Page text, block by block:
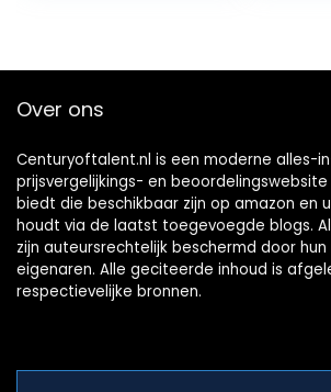
Over ons
Centuryoftalent.nl is een moderne alles-
prijsvergelijkings- en
biedt die beschikbaar zijn op amazon en
houdt via de laatst toegevoegde blogs.
zijn auteursrechtelijk beschermd door
eigenaren. Alle geciteerde inhoud is
respectievelijke bronnen.